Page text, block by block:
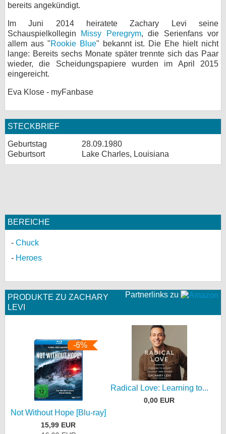
bereits angekündigt.
Im Juni 2014 heiratete Zachary Levi seine
Schauspielkollegin Missy Peregrym, die Serienfans vor
allem aus "Rookie Blue" bekannt ist. Die Ehe hielt nicht
lange: Bereits sechs Monate später trennte sich das Paar
wieder, die Scheidungspapiere wurden im April 2015
eingereicht.
Eva Klose - myFanbase
STECKBRIEF
Geburtstag
28.09.1980
Geburtsort
Lake Charles, Louisiana
BEREICHE
Chuck
Heroes
Partnerlinks zu
PRODUKTE ZU ZACHARY
LEVI
-6%
Not Without Hope [Blu-ray]
15,99 EUR
Radical Love: Learning to...
0,00 EUR